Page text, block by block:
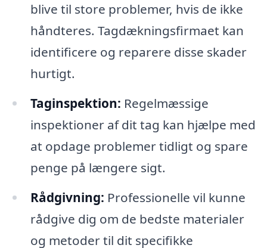
blive til store problemer, hvis de ikke
håndteres. Tagdækningsfirmaet kan
identificere og reparere disse skader
hurtigt.
Taginspektion: Regelmæssige
inspektioner af dit tag kan hjælpe med
at opdage problemer tidligt og spare
penge på længere sigt.
Rådgivning: Professionelle vil kunne
rådgive dig om de bedste materialer
og metoder til dit specifikke